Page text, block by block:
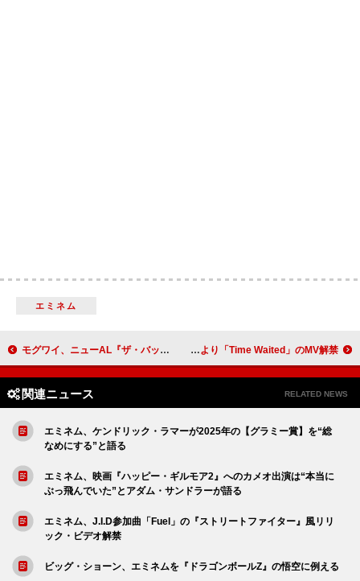
エミネム
モグワイ、ニューAL『ザ・バッド・ファイア』爆音試聴会がTOWER VINYL SHIBUYAで開催 マイ・モーニング・ジャケット、10thアルバム『イズ』より「Time Waited」のMV解禁
関連ニュース RELATED NEWS
エミネム、ケンドリック・ラマーが2025年の【グラミー賞】を“総
なめにする”と語る
エミネム、映画『ハッピー・ギルモア2』へのカメオ出演は“本当に
ぶっ飛んでいた”とアダム・サンドラーが語る
エミネム、J.I.D参加曲「Fuel」の『ストリートファイター』風リリ
ック・ビデオ解禁
ビッグ・ショーン、エミネムを『ドラゴンボールZ』の悟空に例える